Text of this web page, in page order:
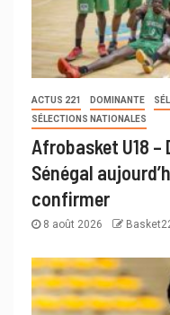
ACTUS 221 DOMINANTE
SÉLECTIONS NATIONALES
Afrobasket U18 –
Sénégal
confirmer
8 août 2026